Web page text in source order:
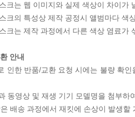
크는 웹 이미지와 실제 색상이 차이가
크의 특성상 제작 공정시 앨범마다 색
크는 제작 과정에서 다른 색상 염료가
안내
인한 반품/교환 요청 시에는 불량 확
동영상 및 재생 기기 모델명을 첨부하
배송 과정에서 재킷에 손상이 발생